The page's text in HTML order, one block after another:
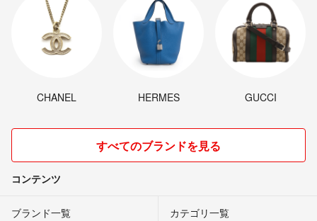
⚠️量が少ないと必ずムラになります！
*迷ったら量の多いほうを選んでください
CHANEL HERMES GUCCI
すべてのブランドを見る
コンテンツ
ブランド一覧 カテゴリ一覧